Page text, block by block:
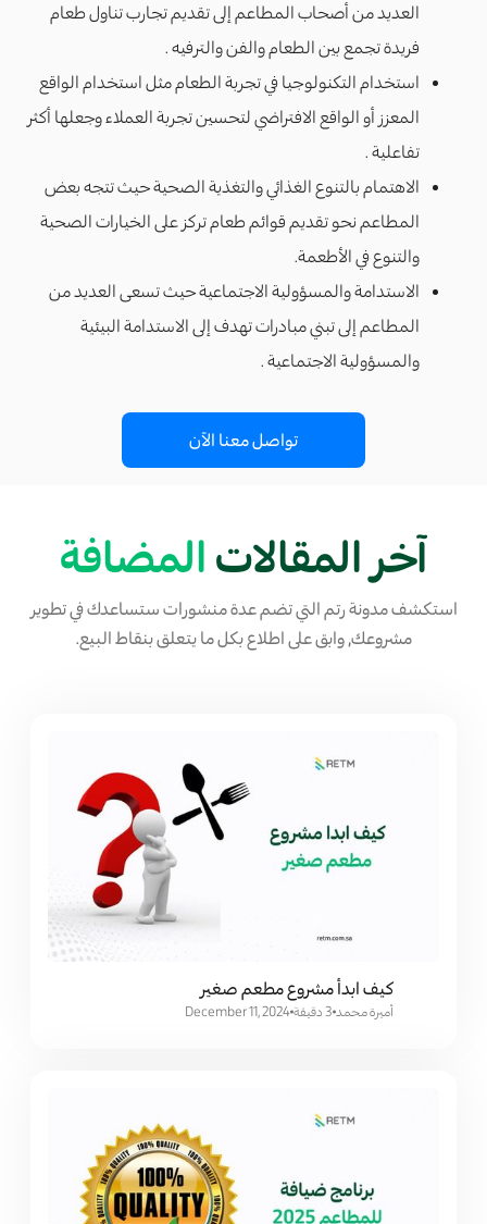
العديد من أصحاب المطاعم إلى تقديم تجارب تناول طعام
فريدة تجمع بين الطعام والفن والترفيه .
استخدام التكنولوجيا في تجربة الطعام مثل استخدام الواقع
المعزز أو الواقع الافتراضي لتحسين تجربة العملاء وجعلها أكثر
تفاعلية .
الاهتمام بالتنوع الغذائي والتغذية الصحية حيث تتجه بعض
المطاعم نحو تقديم قوائم طعام تركز على الخيارات الصحية
والتنوع في الأطعمة.
الاستدامة والمسؤولية الاجتماعية حيث تسعى العديد من
المطاعم إلى تبني مبادرات تهدف إلى الاستدامة البيئية
والمسؤولية الاجتماعية .
تواصل معنا الآن
آخر المقالات المضافة
استكشف مدونة رتم التي تضم عدة منشورات ستساعدك في تطوير
مشروعك, وابق على اطلاع بكل ما يتعلق بنقاط البيع.
كيف ابدأ مشروع مطعم صغير
أميرة محمد 3 دقيقة December 11, 2024